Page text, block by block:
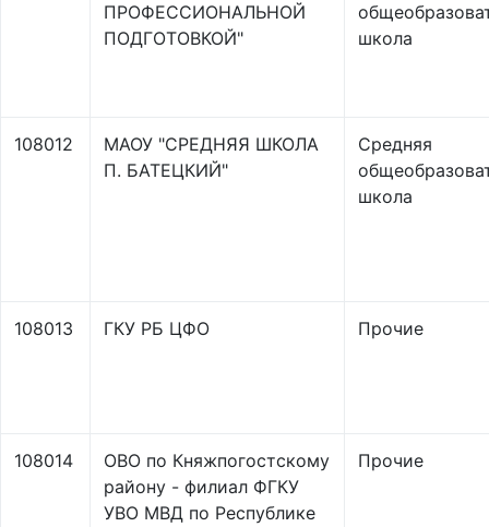
ПРОФЕССИОНАЛЬНОЙ
ПОДГОТОВКОЙ"
школа
108012
МАОУ "СРЕДНЯЯ ШКОЛА
П. БАТЕЦКИЙ"
Средняя
школа
108013 ГКУ РБ ЦФО Прочие
108014
ОВО по Княжпогостскому
району - филиал ФГКУ
УВО МВД по Республике
Прочие